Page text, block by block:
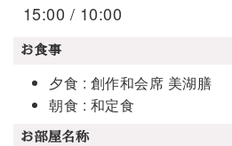
15:00 / 10:00
お食事
夕食 : 創作和会席 美湖膳
朝食 : 和定食
お部屋名称